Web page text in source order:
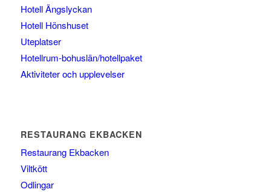
Hotell Ängslyckan
Hotell Hönshuset
Uteplatser
Hotellrum-bohuslän/hotellpaket
Aktiviteter och upplevelser
RESTAURANG EKBACKEN
Restaurang Ekbacken
Viltkött
Odlingar